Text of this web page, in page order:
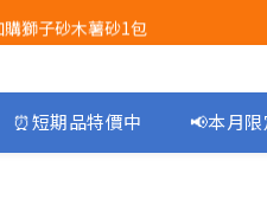
立即點擊火速搶購
獅子砂木薯砂1包
即點擊火速搶購
⏰短期品特價中 📢本月